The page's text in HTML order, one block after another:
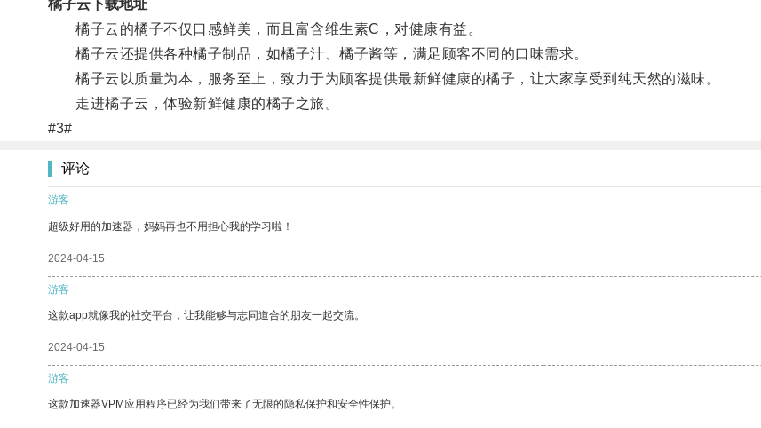
橘子云下载地址
橘子云的橘子不仅口感鲜美，而且富含维生素C，对健康有益。
橘子云还提供各种橘子制品，如橘子汁、橘子酱等，满足顾客不同的口味需求。
橘子云以质量为本，服务至上，致力于为顾客提供最新鲜健康的橘子，让大家享受到纯天然的滋味。
走进橘子云，体验新鲜健康的橘子之旅。
#3#
评论
游客
超级好用的加速器，妈妈再也不用担心我的学习啦！
2024-04-15
游客
这款app就像我的社交平台，让我能够与志同道合的朋友一起交流。
2024-04-15
游客
这款加速器VPM应用程序已经为我们带来了无限的隐私保护和安全性保护。